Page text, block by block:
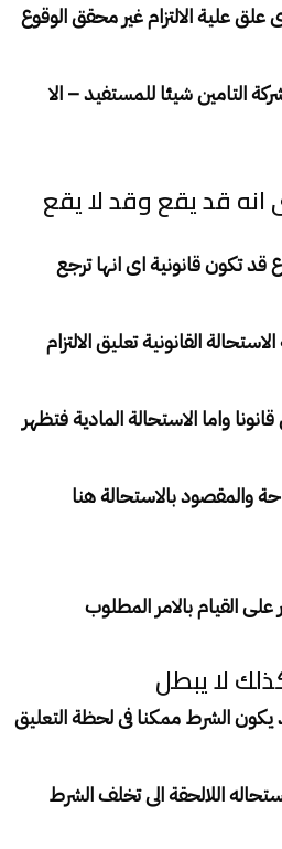
علق علية الالتزام غير محقق الوقوع
التامين شيئا للمستفيد – الا
قد يقع وقد لا يقع
قد تكون قانونية اى انها ترجع
القانونية تعليق الالتزام
واما الاستحالة المادية فتظهر
والمقصود بالاستحالة هنا
القيام بالامر المطلوب
لا يبطل
يكون الشرط ممكنا فى لحظة التعليق
اللالحقة الى تخلف الشرط